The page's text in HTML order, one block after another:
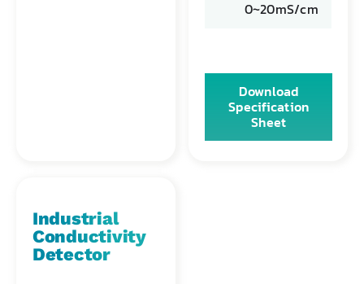
0~20mS/cm
Download
Specification
Sheet
Industrial
Conductivity
Detector